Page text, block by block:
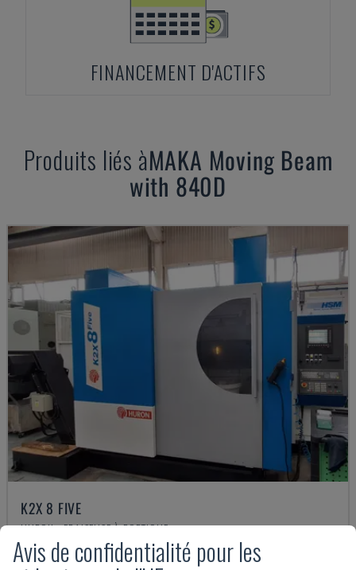
FINANCEMENT D'ACTIFS
Produits liés àMAKA Moving Beam
with 840D
K2X 8 FIVE
HURON - FRAISEUSE À PORTIQUE
PORTUGAL 2006
Avis de confidentialité pour les